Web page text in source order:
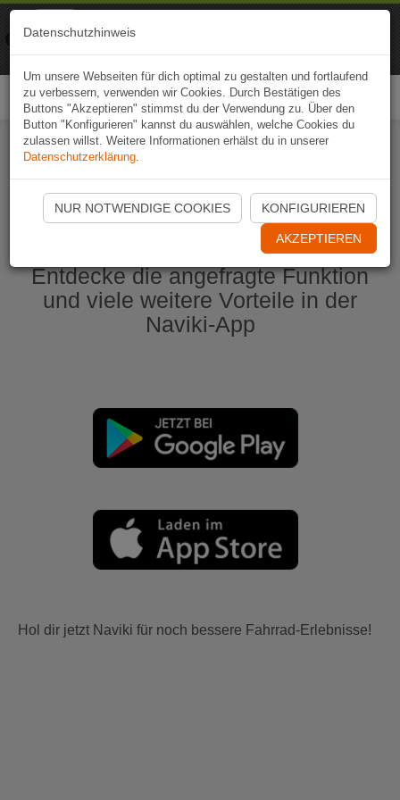
Naviki App jetzt öffnen
Entdecke die angefragte Funktion
und viele weitere Vorteile in der
Naviki-App
Hol dir jetzt Naviki für noch bessere Fahrrad-Erlebnisse!
Datenschutzhinweis
Um unsere Webseiten für dich optimal zu gestalten und fortlaufend
zu verbessern, verwenden wir Cookies. Durch Bestätigen des
Buttons "Akzeptieren" stimmst du der Verwendung zu. Über den
Button "Konfigurieren" kannst du auswählen, welche Cookies du
zulassen willst. Weitere Informationen erhälst du in unserer
Datenschutzerklärung.
NUR NOTWENDIGE COOKIES KONFIGURIEREN
AKZEPTIEREN
Naviki